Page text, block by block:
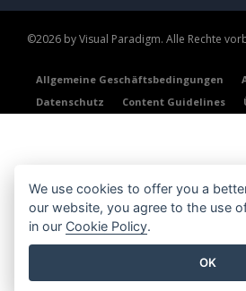
©2026 by Visual Paradigm. Alle Rechte
Allgemeine Geschäftsbedingungen
Datenschutz
Content Guidelines
We use cookies to offer you a
our website, you agree to the use
in our Cookie Policy.
OK